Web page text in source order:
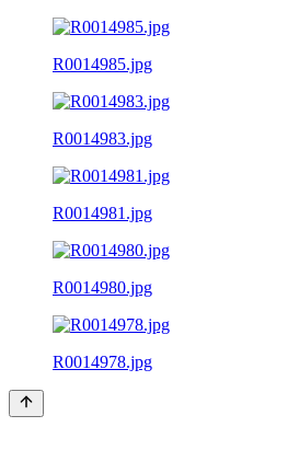
R0014985.jpg
R0014983.jpg
R0014981.jpg
R0014980.jpg
R0014978.jpg